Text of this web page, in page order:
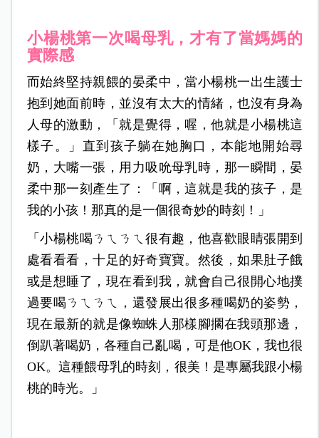
小楊桃第一次喝母乳，才有了當媽媽的
實際感
而始終堅持親餵的晏柔中，當小楊桃一出生護士
抱到她面前時，並沒有太大的情緒，也沒有身為
人母的激動，「就是覺得，喔，他就是小楊桃這
樣子。」直到孩子躺在她胸口，本能地開始尋
奶，大嘴一張，用力吸吮母乳時，那一瞬間，晏
柔中那一刻產生了：「啊，這就是我的孩子，是
我的小孩！那真的是一個很奇妙的時刻！」
「小楊桃喝ㄋㄟㄋㄟ很有趣，他喜歡眼睛張開到
處看看看，十足的好奇寶寶。然後，如果肚子餓
或是想睡了，現在看到我，就會自己很開心地撲
過要喝ㄋㄟㄋㄟ，還發展出很多種喝奶的姿勢，
現在最新的就是像蜘蛛人那樣腳擱在我頭那邊，
倒趴著喝奶，各種自己亂喝，可是他OK，我也很
OK。這種餵母乳的時刻，很美！是專屬我跟小楊
桃的時光。」